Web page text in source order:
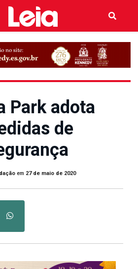
Park adota
de
em 27 de maio de 2020